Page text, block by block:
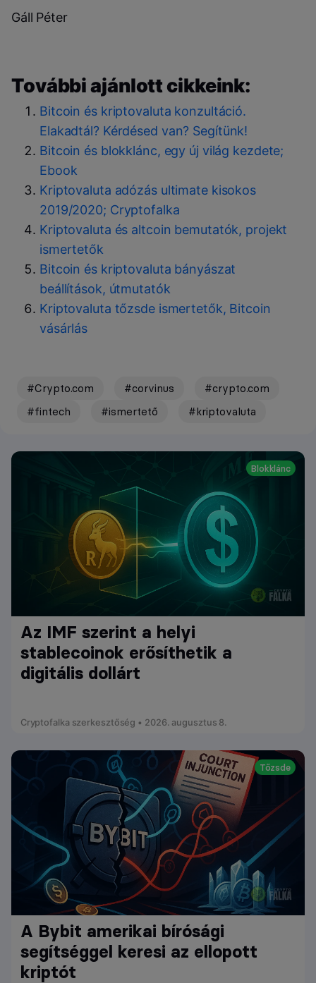
Gáll Péter
További ajánlott cikkeink:
Bitcoin és kriptovaluta konzultáció.
Elakadtál? Kérdésed van? Segítünk!
Bitcoin és blokklánc, egy új világ kezdete;
Ebook
Kriptovaluta adózás ultimate kisokos
2019/2020; Cryptofalka
Kriptovaluta és altcoin bemutatók, projekt
ismertetők
Bitcoin és kriptovaluta bányászat
beállítások, útmutatók
Kriptovaluta tőzsde ismertetők, Bitcoin
vásárlás
#Crypto.com #corvinus
#crypto.com
#fintech
#ismertető #kriptovaluta
Blokklánc
Az IMF szerint a helyi
stablecoinok erősíthetik a
digitális dollárt
Cryptofalka szerkesztőség • 2026. augusztus 8.
Tőzsde
A Bybit amerikai bírósági
segítséggel keresi az ellopott
kriptót